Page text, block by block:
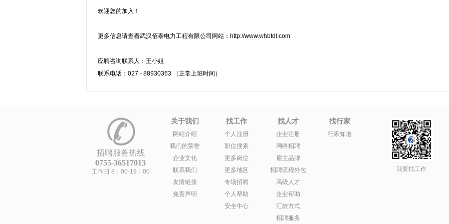
欢迎您的加入！
更多信息请查看武汉佰泰电力工程有限公司网站：http://www.whbtdl.com
应聘咨询联系人：王小姐
联系电话：027 - 88930363 （正常上班时间）
招聘服务热线
0755-36517013
工作日 8：00-19：00
关于我们
网站介绍
我们的荣誉
企业文化
联系我们
友情链接
免责声明
找工作
个人注册
职位搜索
更多岗位
更多地区
专场招聘
个人帮助
安全中心
找人才
企业注册
网络招聘
雇主品牌
招聘流程外包
高级人才
企业帮助
汇款方式
招聘服务
找行家
行家知道
我要找工作